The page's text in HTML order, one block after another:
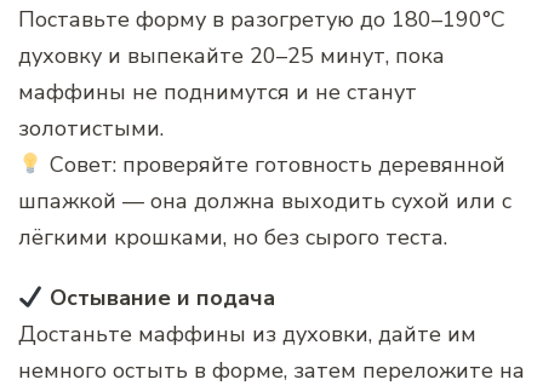
Поставьте форму в разогретую до 180–190°C
духовку и выпекайте 20–25 минут, пока
маффины не поднимутся и не станут
золотистыми.
Совет: проверяйте готовность деревянной
шпажкой — она должна выходить сухой или с
лёгкими крошками, но без сырого теста.
Остывание и подача
Достаньте маффины из духовки, дайте им
немного остыть в форме, затем переложите на